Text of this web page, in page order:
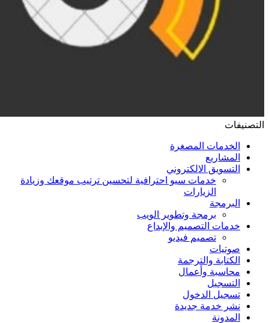
التصنيفات
الخدمات المصغرة
المشاريع
التسويق الالكتروني
خدمات سيو احترافية لتحسين ترتيب موقعك وزيادة
الزيارات
البرمجة
برمجة وتطوير الويب
خدمات التصميم والإبداع
تصميم فيديو
صوتيات
الكتابة والترجمة
محاسبة وأعمال
التسجيل
تسجيل الدخول
نشر خدمة جديدة
المدونة